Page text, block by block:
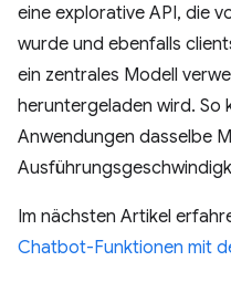
eine explorative API, die
wurde und ebenfalls
ein zentrales Modell
heruntergeladen wird. So
Anwendungen dasselbe
Im nächsten Artikel
Chatbot-Funktionen mit